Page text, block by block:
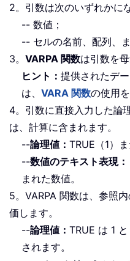
2。引数は次のいずれかに
-- 数値；
-- セルの名前、配列、
3。 VARPA 関数は引数を
ヒント： 提供されたデ
は、 VARA 関数の使用
4。引数に直接入力した論
は、計算に含まれます。
--論理値： TRUE（1）
--数値のテキスト表現：
まれた数値。
5。VARPA 関数は、参照
価します。
--論理値： TRUE は 1
されます。